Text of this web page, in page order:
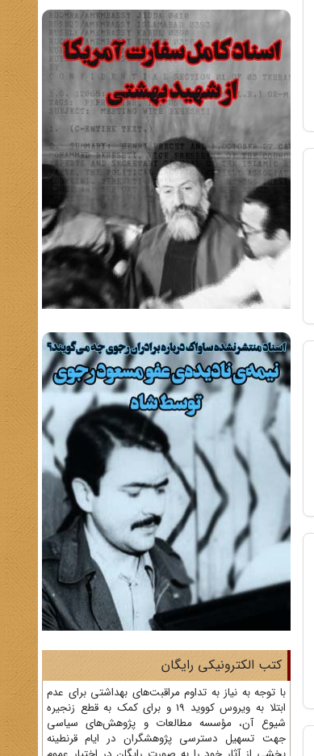
کتب الکترونیکی رایگان
با توجه به نیاز به تداوم مراقبت‌های بهداشتی برای عدم
ابتلا به ویروس کووید 19 و برای کمک به قطع زنجیره
شیوع آن، مؤسسه مطالعات و پژوهش‌های سیاسی
جهت تسهیل دسترسی پژوهشگران در ایام قرنطینه